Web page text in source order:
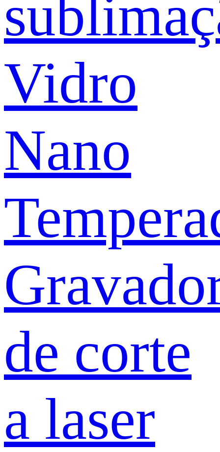
Vidro
Nano
de corte
a laser